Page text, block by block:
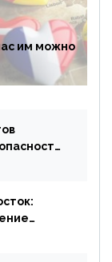
им можно